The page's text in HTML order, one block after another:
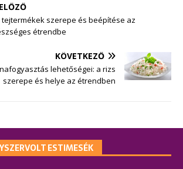
ELŐZŐ
tejtermékek szerepe és beépítése az
étrendbe
KÖVETKEZŐ
lehetőségei: a rizs
szerepe és helye az étrendben
ESTIMESÉK